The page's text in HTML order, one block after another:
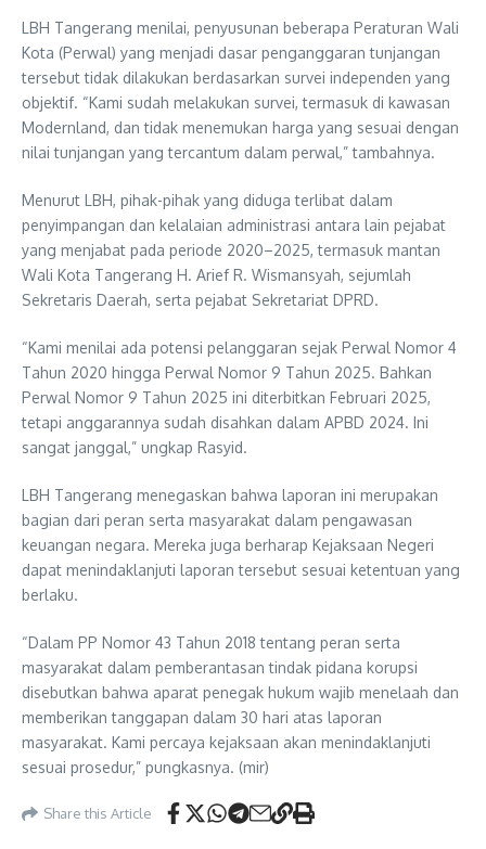
LBH Tangerang menilai, penyusunan beberapa Peraturan Wali
Kota (Perwal) yang menjadi dasar penganggaran tunjangan
tersebut tidak dilakukan berdasarkan survei independen yang
objektif. “Kami sudah melakukan survei, termasuk di kawasan
Modernland, dan tidak menemukan harga yang sesuai dengan
nilai tunjangan yang tercantum dalam perwal,” tambahnya.
Menurut LBH, pihak-pihak yang diduga terlibat dalam
penyimpangan dan kelalaian administrasi antara lain pejabat
yang menjabat pada periode 2020–2025, termasuk mantan
Wali Kota Tangerang H. Arief R. Wismansyah, sejumlah
Sekretaris Daerah, serta pejabat Sekretariat DPRD.
“Kami menilai ada potensi pelanggaran sejak Perwal Nomor 4
Tahun 2020 hingga Perwal Nomor 9 Tahun 2025. Bahkan
Perwal Nomor 9 Tahun 2025 ini diterbitkan Februari 2025,
tetapi anggarannya sudah disahkan dalam APBD 2024. Ini
sangat janggal,” ungkap Rasyid.
LBH Tangerang menegaskan bahwa laporan ini merupakan
bagian dari peran serta masyarakat dalam pengawasan
keuangan negara. Mereka juga berharap Kejaksaan Negeri
dapat menindaklanjuti laporan tersebut sesuai ketentuan yang
berlaku.
“Dalam PP Nomor 43 Tahun 2018 tentang peran serta
masyarakat dalam pemberantasan tindak pidana korupsi
disebutkan bahwa aparat penegak hukum wajib menelaah dan
memberikan tanggapan dalam 30 hari atas laporan
masyarakat. Kami percaya kejaksaan akan menindaklanjuti
sesuai prosedur,” pungkasnya. (mir)
Share this Article